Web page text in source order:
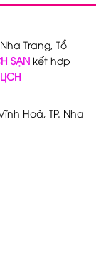
Trang, Tổ
SẠN kết hợp
Hoà, TP. Nha